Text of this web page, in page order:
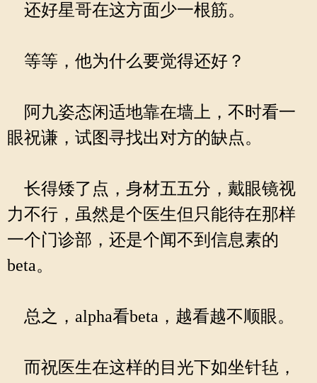
还好星哥在这方面少一根筋。
等等，他为什么要觉得还好？
阿九姿态闲适地靠在墙上，不时看一
眼祝谦，试图寻找出对方的缺点。
长得矮了点，身材五五分，戴眼镜视
力不行，虽然是个医生但只能待在那样
一个门诊部，还是个闻不到信息素的
beta。
总之，alpha看beta，越看越不顺眼。
而祝医生在这样的目光下如坐针毡，